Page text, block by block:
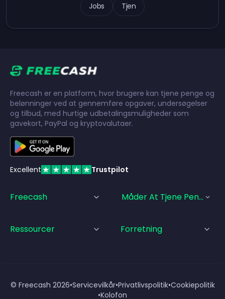
Jobs Tjen
Freecash er en platform, hvor brugere kan tjene penge og
belønninger ved at gennemføre opgaver, undersøgelser
og tilbud, med hurtige udbetalingsmuligheder som
gavekort, PayPal og kryptovalutaer.
Excellent Trustpilot
Freecash Måder At Tjene Penge På
Ressourcer Forretning
© Freecash 2026•Servicevilkår•Privatlivspolitik•Cookiepolitik
•Kolofon